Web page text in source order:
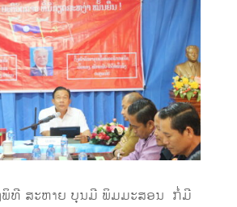
ພິທີ ສະຫາຍ ບຸນມີ ພິມມະສອນ ກໍ່ມີ